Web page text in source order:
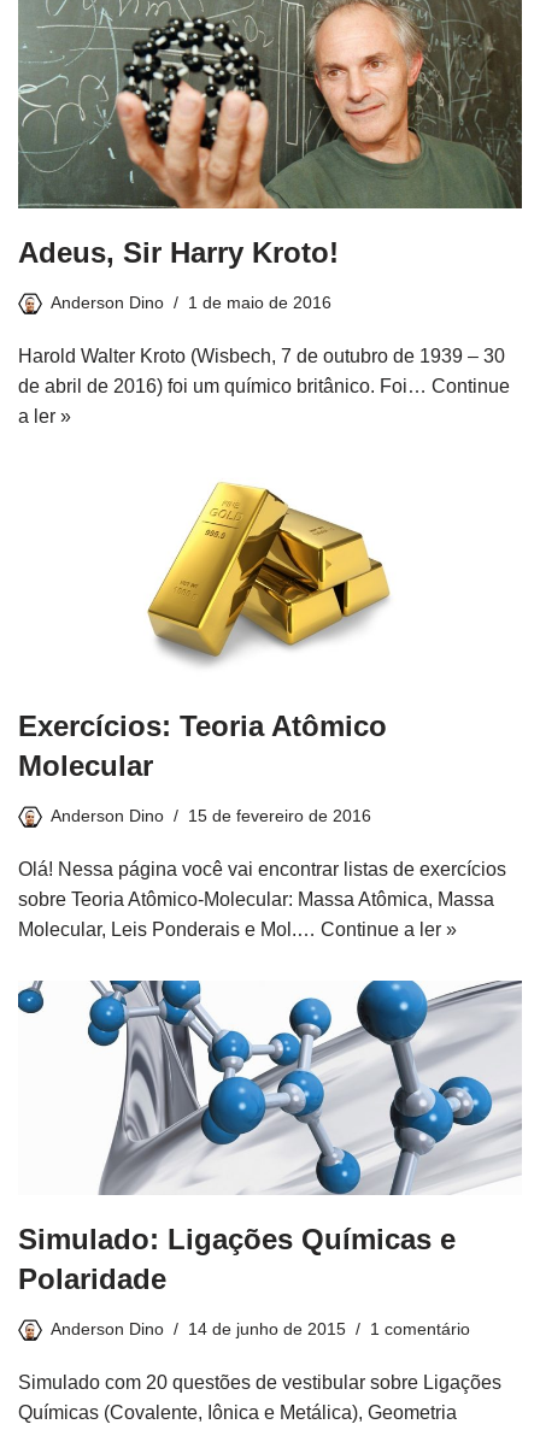
Adeus, Sir Harry Kroto!
Anderson Dino 1 de maio de 2016
Harold Walter Kroto (Wisbech, 7 de outubro de 1939 – 30
de abril de 2016) foi um químico britânico. Foi… Continue
a ler »
Exercícios: Teoria Atômico
Molecular
Anderson Dino 15 de fevereiro de 2016
Olá! Nessa página você vai encontrar listas de exercícios
sobre Teoria Atômico-Molecular: Massa Atômica, Massa
Molecular, Leis Ponderais e Mol.… Continue a ler »
Simulado: Ligações Químicas e
Polaridade
Anderson Dino 14 de junho de 2015 1 comentário
Simulado com 20 questões de vestibular sobre Ligações
Químicas (Covalente, Iônica e Metálica), Geometria